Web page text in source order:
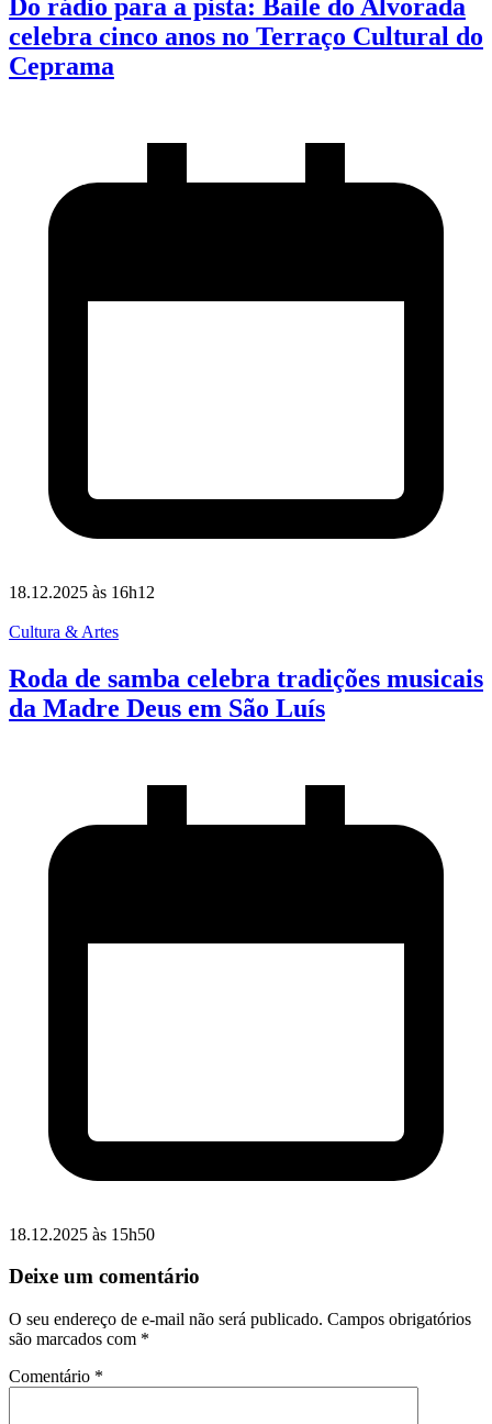
Do rádio para a pista: Baile do Alvorada
celebra cinco anos no Terraço Cultural do
Ceprama
18.12.2025 às 16h12
Cultura & Artes
Roda de samba celebra tradições musicais
da Madre Deus em São Luís
18.12.2025 às 15h50
Deixe um comentário
O seu endereço de e-mail não será publicado. Campos obrigatórios
são marcados com *
Comentário *